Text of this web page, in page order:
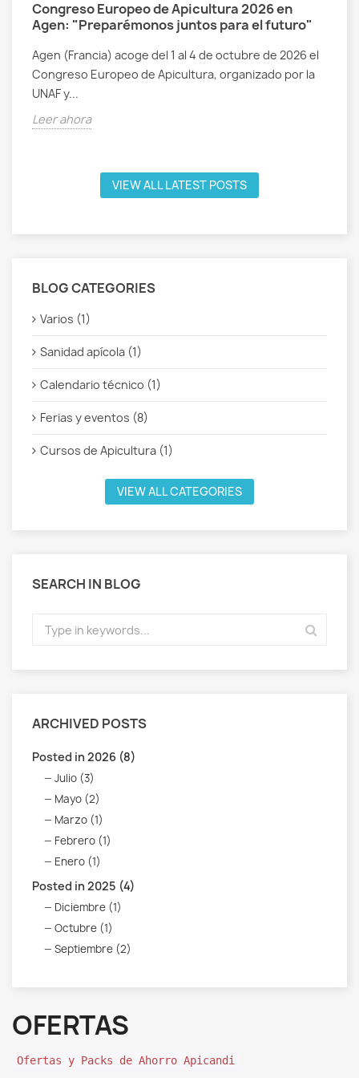
Congreso Europeo de Apicultura 2026 en
Agen: "Preparémonos juntos para el futuro"
Agen (Francia) acoge del 1 al 4 de octubre de 2026 el
Congreso Europeo de Apicultura, organizado por la
UNAF y...
Leer ahora
VIEW ALL LATEST POSTS
BLOG CATEGORIES
Varios (1)
Sanidad apícola (1)
Calendario técnico (1)
Ferias y eventos (8)
Cursos de Apicultura (1)
VIEW ALL CATEGORIES
SEARCH IN BLOG
ARCHIVED POSTS
Posted in 2026 (8)
Julio (3)
Mayo (2)
Marzo (1)
Febrero (1)
Enero (1)
Posted in 2025 (4)
Diciembre (1)
Octubre (1)
Septiembre (2)
OFERTAS
Ofertas y Packs de Ahorro Apicandi